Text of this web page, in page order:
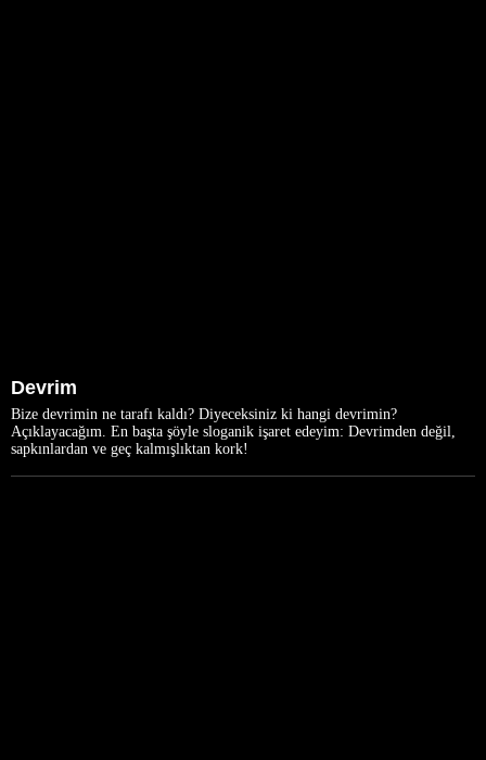
Devrim
Bize devrimin ne tarafı kaldı? Diyeceksiniz ki hangi devrimin?
Açıklayacağım. En başta şöyle sloganik işaret edeyim: Devrimden değil,
sapkınlardan ve geç kalmışlıktan kork!